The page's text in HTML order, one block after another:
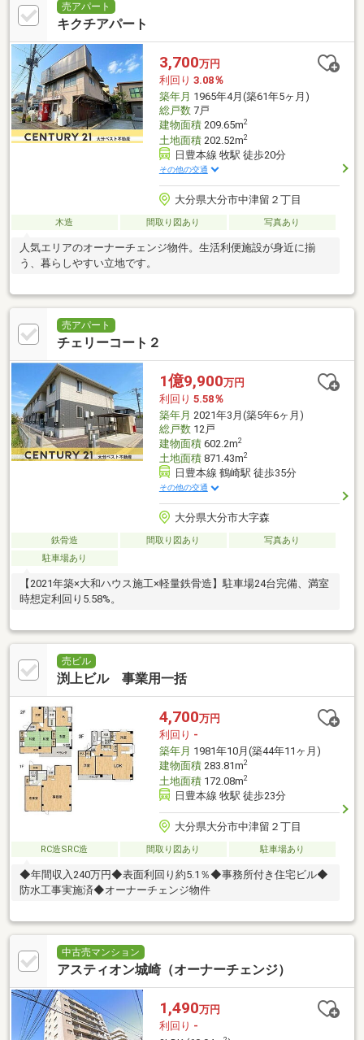
売アパート
キクチアパート
3,700万円
利回り 3.08％
築年月 1965年4月(築61年5ヶ月)
総戸数7戸
建物面積209.65m2
土地面積202.52m2
日豊本線 牧駅 徒歩20分
その他の交通
大分県大分市中津留２丁目
木造 間取り図あり 写真あり
人気エリアのオーナーチェンジ物件。生活利便施設が身近に揃
う、暮らしやすい立地です。
売アパート
チェリーコート２
1億9,900万円
利回り 5.58％
築年月 2021年3月(築5年6ヶ月)
総戸数12戸
建物面積602.2m2
土地面積871.43m2
日豊本線 鶴崎駅 徒歩35分
その他の交通
大分県大分市大字森
鉄骨造 間取り図あり
写真あり
駐車場あり
【2021年築×大和ハウス施工×軽量鉄骨造】駐車場24台完備、満室
時想定利回り5.58%。
売ビル
渕上ビル 事業用一括
4,700万円
利回り -
築年月 1981年10月(築44年11ヶ月)
建物面積283.81m2
土地面積172.08m2
日豊本線 牧駅 徒歩23分
大分県大分市中津留２丁目
RC造SRC造 間取り図あり 駐車場あり
◆年間収入240万円◆表面利回り約5.1％◆事務所付き住宅ビル◆
防水工事実施済◆オーナーチェンジ物件
中古売マンション
アスティオン城崎（オーナーチェンジ）
1,490万円
利回り -